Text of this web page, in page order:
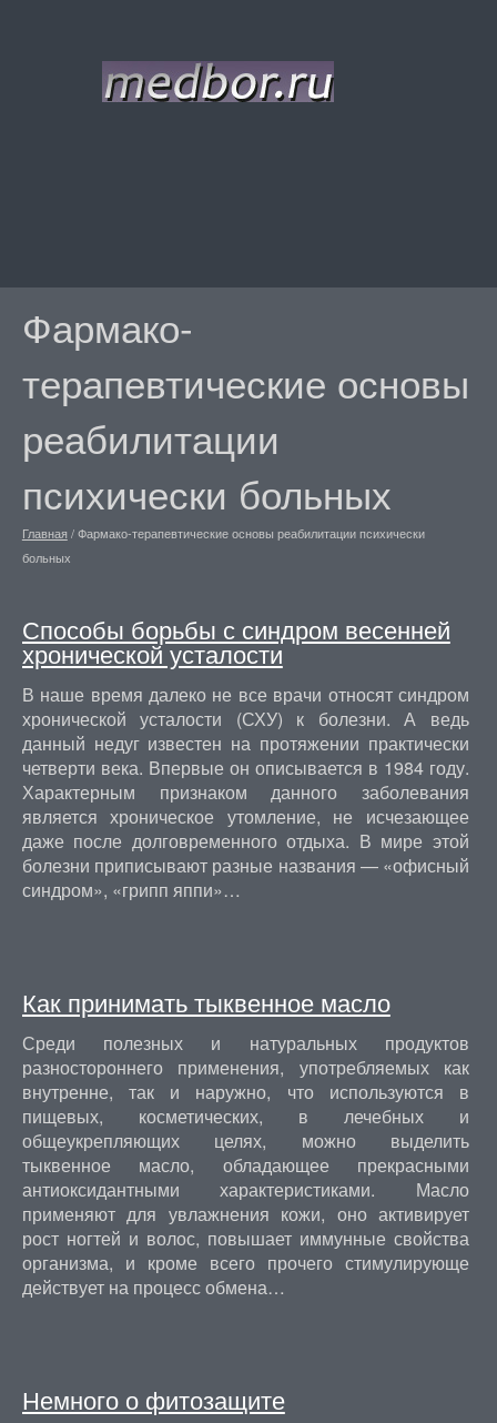
Фармако-
терапевтические основы
реабилитации
психически больных
Главная /Фармако-терапевтические основы реабилитации психически
больных
Способы борьбы с синдром весенней
хронической усталости
В наше время далеко не все врачи относят синдром
хронической усталости (СХУ) к болезни. А ведь
данный недуг известен на протяжении практически
четверти века. Впервые он описывается в 1984 году.
Характерным признаком данного заболевания
является хроническое утомление, не исчезающее
даже после долговременного отдыха. В мире этой
болезни приписывают разные названия — «офисный
синдром», «грипп яппи»…
Как принимать тыквенное масло
Среди полезных и натуральных продуктов
разностороннего применения, употребляемых как
внутренне, так и наружно, что используются в
пищевых, косметических, в лечебных и
общеукрепляющих целях, можно выделить
тыквенное масло, обладающее прекрасными
антиоксидантными характеристиками. Масло
применяют для увлажнения кожи, оно активирует
рост ногтей и волос, повышает иммунные свойства
организма, и кроме всего прочего стимулирующе
действует на процесс обмена…
Немного о фитозащите